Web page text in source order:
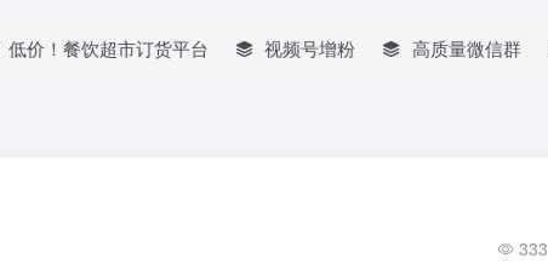
低价！餐饮超市订货平台 视频号增粉 高质量微信群
333